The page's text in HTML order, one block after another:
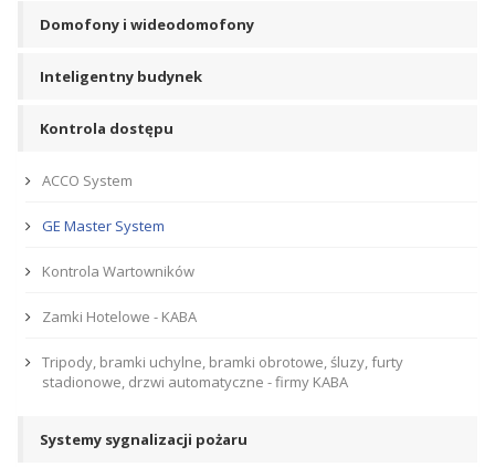
Domofony i wideodomofony
Inteligentny budynek
Kontrola dostępu
ACCO System
GE Master System
Kontrola Wartowników
Zamki Hotelowe - KABA
Tripody, bramki uchylne, bramki obrotowe, śluzy, furty
stadionowe, drzwi automatyczne - firmy KABA
Systemy sygnalizacji pożaru